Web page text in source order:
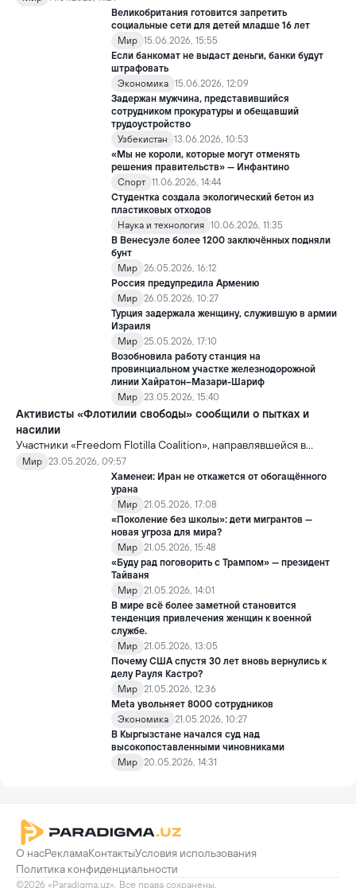
полученный на чемпионате мира по футболу FIFA 2026, в
качестве гуманитарной помощи жителям сектора Газа.
Великобритания готовится запретить
социальные сети для детей младше 16 лет
Мир 15.06.2026, 15:55
Если банкомат не выдаст деньги, банки будут
штрафовать
Экономика 15.06.2026, 12:09
Задержан мужчина, представившийся
сотрудником прокуратуры и обещавший
трудоустройство
Узбекистан
13.06.2026, 10:53
«Мы не короли, которые могут отменять
решения правительств» — Инфантино
Спорт 11.06.2026, 14:44
Студентка создала экологический бетон из
пластиковых отходов
Наука и технология 10.06.2026, 11:35
В Венесуэле более 1200 заключённых подняли
бунт
Мир 26.05.2026, 16:12
Россия предупредила Армению
Мир 26.05.2026, 10:27
Турция задержала женщину, служившую в армии
Израиля
Мир 25.05.2026, 17:10
Возобновила работу станция на
провинциальном участке железнодорожной
линии Хайратон–Мазари-Шариф
Мир 23.05.2026, 15:40
Активисты «Флотилии свободы» сообщили о пытках и
насилии
Участники «Freedom Flotilla Coalition», направлявшейся в
сектор Газа с гуманитарной помощью, заявили, что после
задержания со стороны Израиль подверглись пыткам и
жестокому обращению.
Мир 23.05.2026, 09:57
Хаменеи: Иран не откажется от обогащённого
урана
Мир 21.05.2026, 17:08
«Поколение без школы»: дети мигрантов —
новая угроза для мира?
Мир 21.05.2026, 15:48
«Буду рад поговорить с Трампом» — президент
Тайваня
Мир 21.05.2026, 14:01
В мире всё более заметной становится
тенденция привлечения женщин к военной
службе.
Мир 21.05.2026, 13:05
Почему США спустя 30 лет вновь вернулись к
делу Рауля Кастро?
Мир 21.05.2026, 12:36
Meta увольняет 8000 сотрудников
Экономика 21.05.2026, 10:27
В Кыргызстане начался суд над
высокопоставленными чиновниками
Мир 20.05.2026, 14:31
О насРекламаКонтактыУсловия использования
Политика конфиденциальности
©2026 «Paradigma.uz». Все права сохранены.